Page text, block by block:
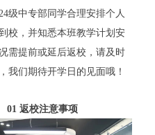
级中专部同学合理安排个人
校，并知悉本班教学计划安
需提前或延后返校，请及时
我们期待开学日的见面哦！
01 返校注意事项